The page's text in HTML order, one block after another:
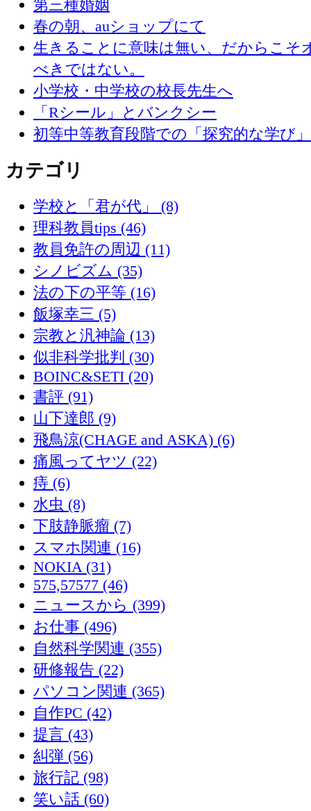
第三種婚姻
春の朝、auショップにて
生きることに意味は無い、だからこそ
べきではない。
小学校・中学校の校長先生へ
「Rシール」とバンクシー
初等中等教育段階での「探究的な学び
カテゴリ
学校と「君が代」 (8)
理科教員tips (46)
教員免許の周辺 (11)
シノビズム (35)
法の下の平等 (16)
飯塚幸三 (5)
宗教と汎神論 (13)
似非科学批判 (30)
BOINC&SETI (20)
書評 (91)
山下達郎 (9)
飛鳥涼(CHAGE and ASKA) (6)
痛風ってヤツ (22)
痔 (6)
水虫 (8)
下肢静脈瘤 (7)
スマホ関連 (16)
NOKIA (31)
575,57577 (46)
ニュースから (399)
お仕事 (496)
自然科学関連 (355)
研修報告 (22)
パソコン関連 (365)
自作PC (42)
提言 (43)
糾弾 (56)
旅行記 (98)
笑い話 (60)